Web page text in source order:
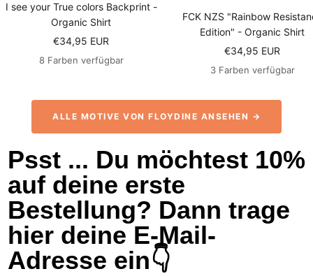
I see your True colors Backprint -
Organic Shirt
Angebotspreis
€34,95 EUR
8 Farben verfügbar
FCK NZS "Rainbow
Edition" - Organic Shirt
Angebotspreis
€34,95 EUR
3 Farben verfügbar
ALLE MOTIVE VON FLOYDINE ANSEHEN →
Psst ... Du möchtest 10%
auf deine erste
Bestellung? Dann trage
hier deine E-Mail-
Adresse ein👇